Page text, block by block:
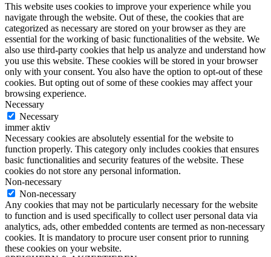
This website uses cookies to improve your experience while you
navigate through the website. Out of these, the cookies that are
categorized as necessary are stored on your browser as they are
essential for the working of basic functionalities of the website. We
also use third-party cookies that help us analyze and understand how
you use this website. These cookies will be stored in your browser
only with your consent. You also have the option to opt-out of these
cookies. But opting out of some of these cookies may affect your
browsing experience.
Necessary
Necessary
immer aktiv
Necessary cookies are absolutely essential for the website to
function properly. This category only includes cookies that ensures
basic functionalities and security features of the website. These
cookies do not store any personal information.
Non-necessary
Non-necessary
Any cookies that may not be particularly necessary for the website
to function and is used specifically to collect user personal data via
analytics, ads, other embedded contents are termed as non-necessary
cookies. It is mandatory to procure user consent prior to running
these cookies on your website.